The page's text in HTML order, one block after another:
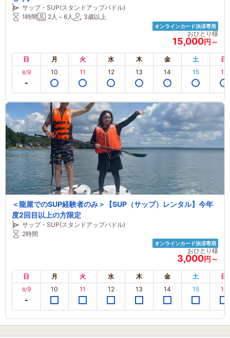
サップ・SUP(スタンドアップパドル)
1時間
2人～6人 3歳以上
オンラインカード決済専用
おひとり様
15,000円～
日 月 火 水 木 金 土 日
8/9 10 11 12 13 14 15 16
＜龍屋でのSUP経験者のみ＞【SUP（サップ）レンタル】今年
度2回目以上の方限定
サップ・SUP(スタンドアップパドル)
2時間
オンラインカード決済専用
おひとり様
3,000円～
日 月 火 水 木 金 土 日
8/9 10 11 12 13 14 15 16